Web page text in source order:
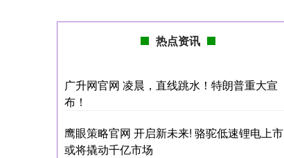
热点资讯
广升网官网 凌晨，直线跳水！特朗普重大宣
布！
鹰眼策略官网 开启新未来! 骆驼低速锂电上市
或将撬动千亿市场